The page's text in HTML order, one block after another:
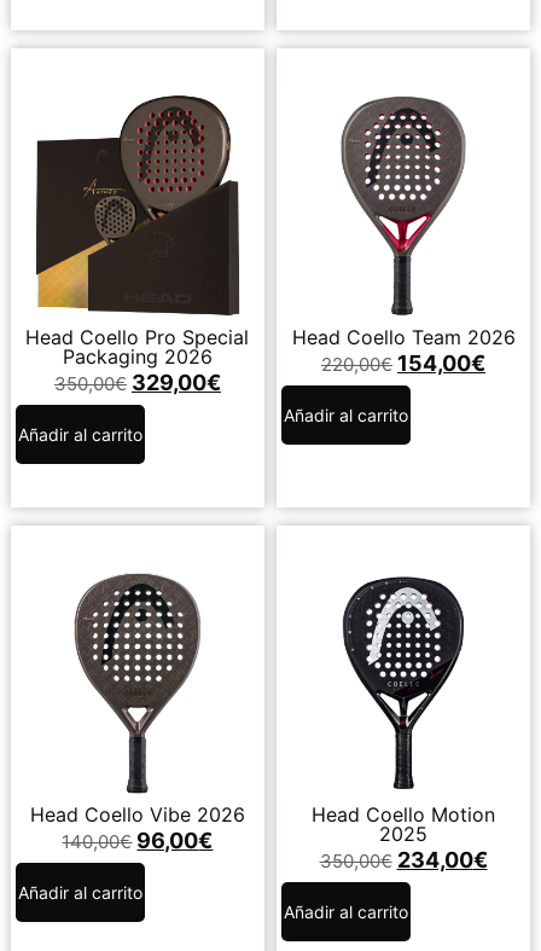
Head Coello Pro Special
Packaging 2026
350,00€ 329,00€
Añadir al carrito
Head Coello Team 2026
220,00€ 154,00€
Añadir al carrito
Head Coello Vibe 2026
140,00€ 96,00€
Añadir al carrito
Head Coello Motion
2025
350,00€ 234,00€
Añadir al carrito